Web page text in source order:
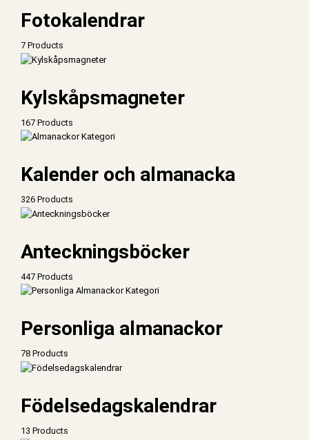
Fotokalendrar
7 Products
Kylskåpsmagneter
167 Products
Kalender och almanacka
326 Products
Anteckningsböcker
447 Products
Personliga almanackor
78 Products
Födelsedagskalendrar
13 Products